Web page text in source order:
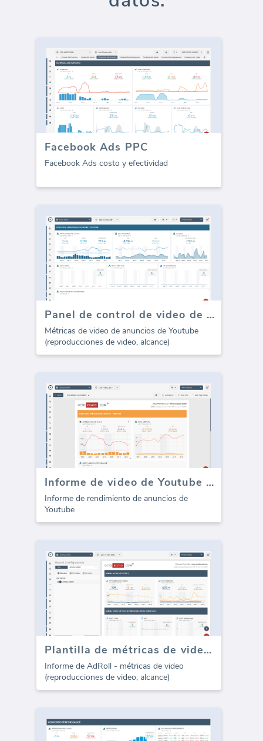
Facebook Ads PPC
Facebook Ads costo y efectividad
Panel de control de video de Youtube (anuncios de Google)
Métricas de video de anuncios de Youtube
(reproducciones de video, alcance)
Informe de video de Youtube (anuncios de Google)
Informe de rendimiento de anuncios de
Youtube
Plantilla de métricas de video de AdRoll (Informe)
Informe de AdRoll - métricas de video
(reproducciones de video, alcance)